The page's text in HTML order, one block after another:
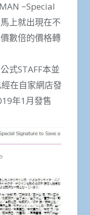
−Special
上就出現在不
數倍的價格轉
式STAFF本並
在自家網店發
年1月發售